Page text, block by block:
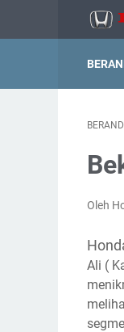
Oleh
Ali (